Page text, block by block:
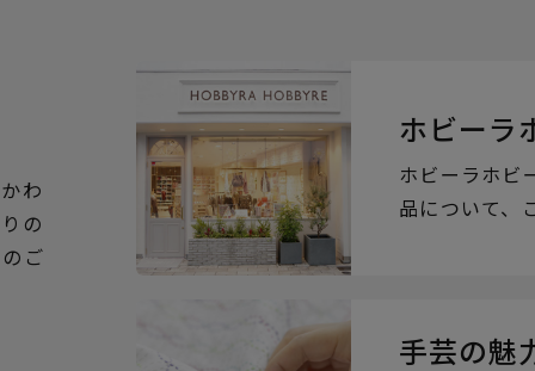
わ
の
ご
ホビーラ
ホビーラホビ
品について、
手芸の魅